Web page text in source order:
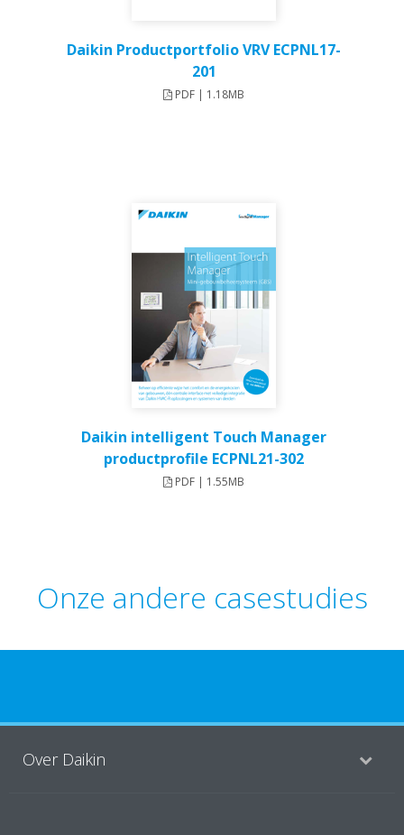
Daikin Productportfolio VRV ECPNL17-
201
PDF | 1.18MB
Daikin intelligent Touch Manager
productprofile ECPNL21-302
PDF | 1.55MB
Onze andere casestudies
Over Daikin